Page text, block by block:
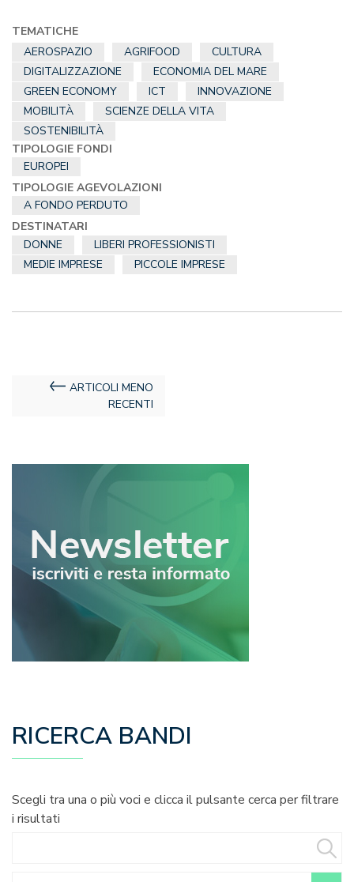
TEMATICHE
AEROSPAZIO
AGRIFOOD
CULTURA
DIGITALIZZAZIONE
ECONOMIA DEL MARE
GREEN ECONOMY
ICT
INNOVAZIONE
MOBILITÀ
SCIENZE DELLA VITA
SOSTENIBILITÀ
TIPOLOGIE FONDI
EUROPEI
TIPOLOGIE AGEVOLAZIONI
A FONDO PERDUTO
DESTINATARI
DONNE
LIBERI PROFESSIONISTI
MEDIE IMPRESE
PICCOLE IMPRESE
Navigazione
ARTICOLI MENO
RECENTI
RICERCA BANDI
Scegli tra una o più voci e clicca il pulsante cerca per filtrare
i risultati